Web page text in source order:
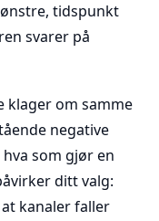
tidspunkt
svarer på
klager om samme
negative
som gjør en
ditt valg:
kanaler faller